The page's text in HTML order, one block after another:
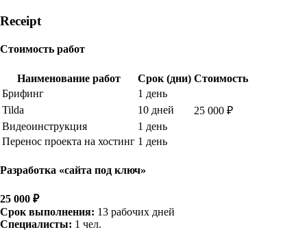
Receipt
Стоимость работ
Наименование работ Срок (дни) Стоимость
Брифинг
1 день
Tilda
10 дней
25 000 ₽
Видеоинструкция
1 день
Перенос проекта на хостинг 1 день
Разработка «сайта под ключ»
25 000 ₽
Срок выполнения: 13 рабочих дней
Специалисты: 1 чел.